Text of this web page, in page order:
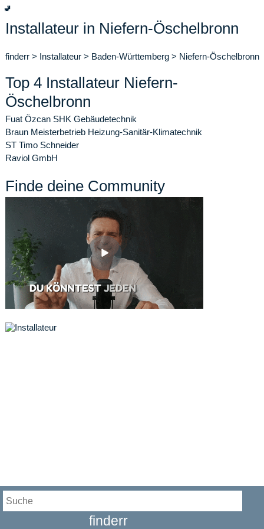
🚽
Installateur in Niefern-Öschelbronn
finderr > Installateur > Baden-Württemberg > Niefern-Öschelbronn
Top 4 Installateur Niefern-
Öschelbronn
Fuat Özcan SHK Gebäudetechnik
Braun Meisterbetrieb Heizung-Sanitär-Klimatechnik
ST Timo Schneider
Raviol GmbH
Finde deine Community
finderr